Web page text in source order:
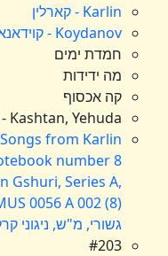
Karlin - קארלין
Koydanov - קוידאנאוו
חמדת ימים
מה ידידות
קה אכסוף
Kashtan, Yehuda - קשטן, יהודה
Songs from Karlin
number 8
Gshuri, Series A,
MUS 0056 A 002 (8)
גשורי, מ"ש, ניגוני
#203